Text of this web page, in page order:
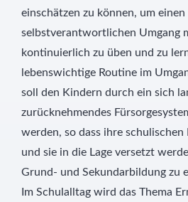
einschätzen zu können, um einen
selbstverantwortlichen Umgang
kontinuierlich zu üben und zu
lebenswichtige Routine im
soll den Kindern durch ein sich
zurücknehmendes
werden, so dass ihre schulischen
und sie in die Lage versetzt
Grund- und Sekundarbildung zu
Im Schulalltag wird das Thema